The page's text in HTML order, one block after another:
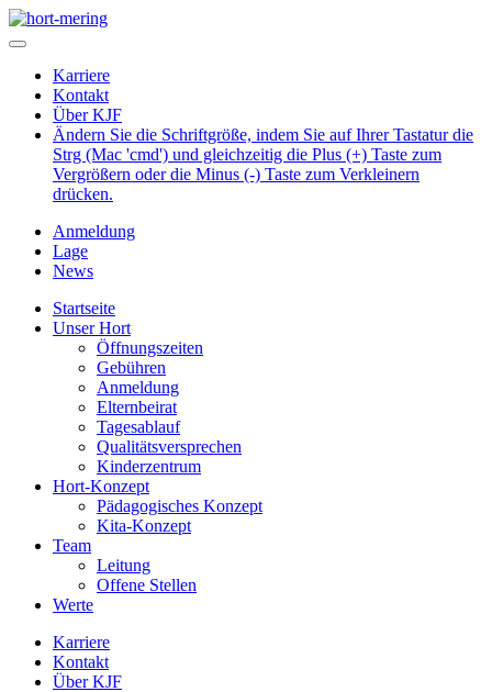
Karriere
Kontakt
Über KJF
Ändern Sie die Schriftgröße, indem Sie auf Ihrer Tastatur die
Strg (Mac 'cmd') und gleichzeitig die Plus (+) Taste zum
Vergrößern oder die Minus (-) Taste zum Verkleinern
drücken.
Anmeldung
Lage
News
Startseite
Unser Hort
Öffnungszeiten
Gebühren
Anmeldung
Elternbeirat
Tagesablauf
Qualitätsversprechen
Kinderzentrum
Hort-Konzept
Pädagogisches Konzept
Kita-Konzept
Team
Leitung
Offene Stellen
Werte
Karriere
Kontakt
Über KJF